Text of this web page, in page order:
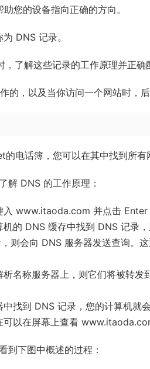
您的设备指向正确的方向。
DNS 记录。
了解这些记录的工作原理并正确
的，以及当你访问一个网站时，后
电话簿，您可以在其中找到所有
解 DNS 的工作原理：
入 www.itaoda.com 并点击
的 DNS 缓存中找到 DNS 记录，
则会向 DNS 服务器发送查询。
名称服务器上，则它们将被转发
找到 DNS 记录，您的计算机就
可以在屏幕上查看
到下图中概述的过程：